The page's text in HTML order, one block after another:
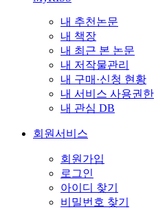
내 추천논문
내 책장
내 최근 본 논문
내 저작물관리
내 구매·신청 현황
내 서비스 사용권한
내 관심 DB
회원서비스
회원가입
로그인
아이디 찾기
비밀번호 찾기